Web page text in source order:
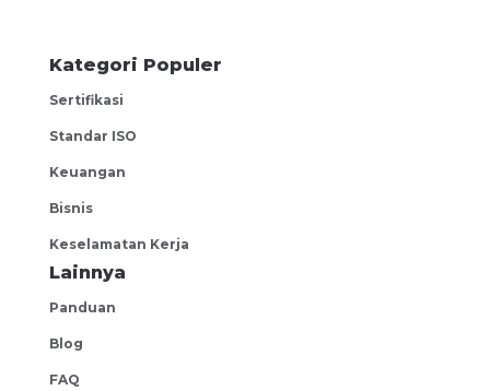
Kategori Populer
Sertifikasi
Standar ISO
Keuangan
Bisnis
Keselamatan Kerja
Lainnya
Panduan
Blog
FAQ